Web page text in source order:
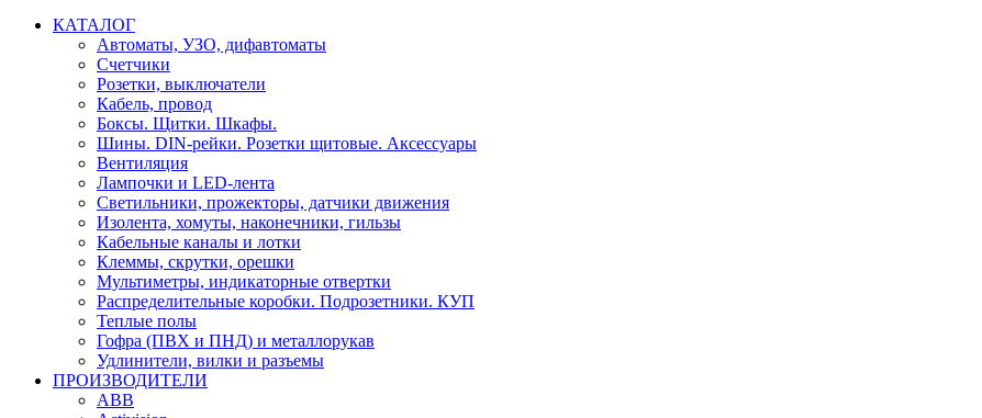
КАТАЛОГ
Автоматы, УЗО, дифавтоматы
Счетчики
Розетки, выключатели
Кабель, провод
Боксы. Щитки. Шкафы.
Шины. DIN-рейки. Розетки щитовые. Аксессуары
Вентиляция
Лампочки и LED-лента
Светильники, прожекторы, датчики движения
Изолента, хомуты, наконечники, гильзы
Кабельные каналы и лотки
Клеммы, скрутки, орешки
Мультиметры, индикаторные отвертки
Распределительные коробки. Подрозетники. КУП
Теплые полы
Гофра (ПВХ и ПНД) и металлорукав
Удлинители, вилки и разъемы
ПРОИЗВОДИТЕЛИ
ABB